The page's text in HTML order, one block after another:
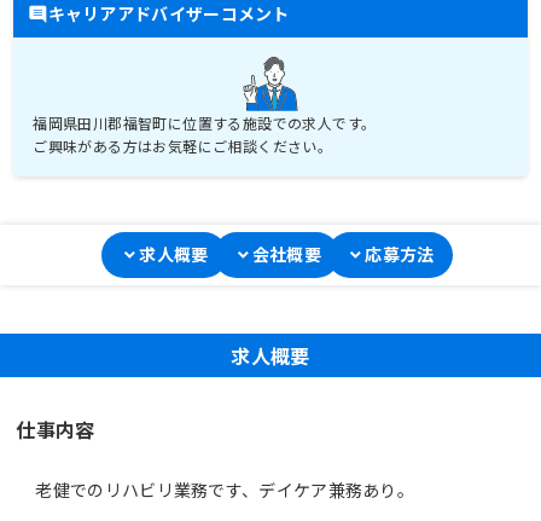
キャリアアドバイザーコメント
福岡県田川郡福智町に位置する施設での求人です。
ご興味がある方はお気軽にご相談ください。
求人概要 会社概要 応募方法
求人概要
仕事内容
老健でのリハビリ業務です、デイケア兼務あり。